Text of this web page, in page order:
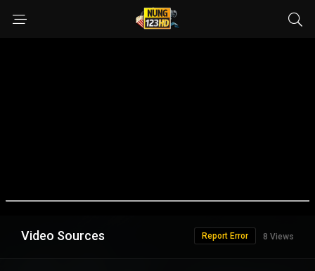
Video Sources 8 Views
Report Error